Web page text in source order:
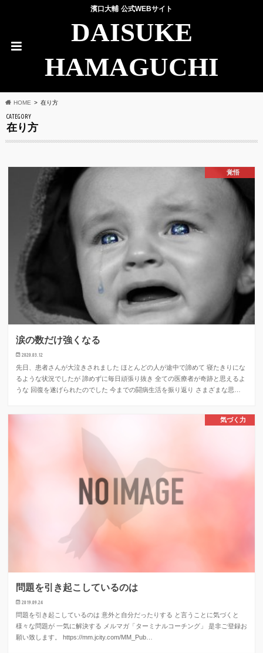
濱口大輔 公式WEBサイト
DAISUKE
HAMAGUCHI
HOME 在り方
CATEGORY
在り方
覚悟
涙の数だけ強くなる
2020.03.12
先日、患者さんが大泣きされました ほとんどの人が途中で諦めて 寝たきりにな
るような状況でしたが 諦めずに毎日頑張り抜き 全ての医療者が奇跡と思えるよ
うな 回復を遂げられたのでした 今までの闘病生活を振り返り さまざまな思…
気づく力
問題を引き起こしているのは
2019.09.24
問題を引き起こしているのは 意外と自分だったりする と言うことに気づくと
様々な問題が 一気に解決する メルマガ「ターミナルコーチング」 是非ご登録お
願い致します。 https://mm.jcity.com/MM_Pub…